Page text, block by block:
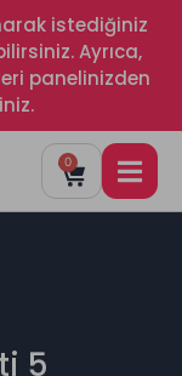
istediğiniz
Ayrıca,
panelinizden
0
5